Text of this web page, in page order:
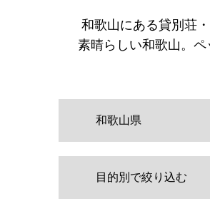
和歌山にある貸別荘
素晴らしい和歌山。
和歌山県
目的別で絞り込む